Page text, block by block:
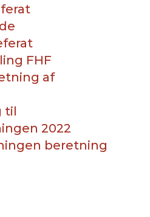
FHF
af
til
2022
beretning